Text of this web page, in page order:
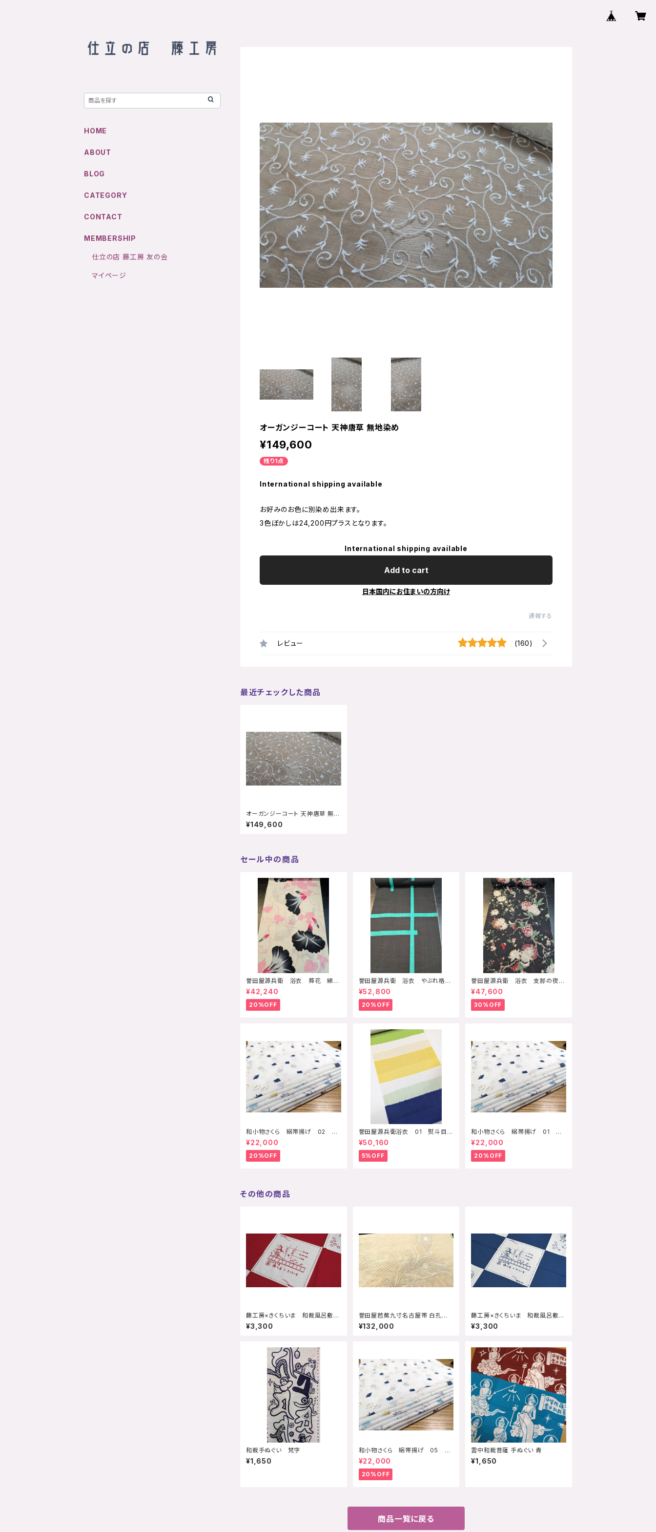
オーガンジーコート 天神唐草 無地染め
¥149,600
残り1点
International shipping available
お好みのお色に別染め出来ます。
3色ぼかしは24,200円プラスとなります。
International shipping available
Add to cart
日本国内にお住まいの方向け
通報する
レビュー (160)
最近チェックした商品
オーガンジーコート 天神唐草 無地
染め
¥149,600
セール中の商品
誉田屋源兵衛 浴衣 蕣花 綿
麻 反物価格
¥42,240
20%OFF
誉田屋源兵衛 浴衣 やぶれ格
子 綿麻 反物価格
¥52,800
20%OFF
誉田屋源兵衛 浴衣 支那の夜
黒 木綿麻 反物価格
¥47,600
30%OFF
和小物さくら 絽帯揚げ 02 千
鳥
¥22,000
20%OFF
誉田屋源兵衛浴衣 01 熨斗目
青黄緑
¥50,160
5%OFF
和小物さくら 絽帯揚げ 01 千
鳥
¥22,000
20%OFF
その他の商品
藤工房×きくちいま 和裁風呂敷
限定バージョン 赤
¥3,300
誉田屋芭蕉九寸名古屋帯 白孔
雀 28 白銀 芭蕉
¥132,000
藤工房×きくちいま 和裁風呂敷
青バージョン
¥3,300
和裁手ぬぐい 梵字
¥1,650
和小物さくら 絽帯揚げ 05 千
鳥
¥22,000
20%OFF
雲中和裁菩薩 手ぬぐい 青
¥1,650
商品一覧に戻る
HOME
ABOUT
BLOG
CATEGORY
CONTACT
MEMBERSHIP
仕立の店 藤工房 友の会
マイページ